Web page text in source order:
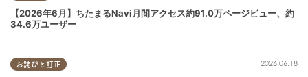
【2026年6月】ちたまるNavi月間アクセス約91.0万ページビュー、約
34.6万ユーザー
お詫びと訂正 2026.06.18